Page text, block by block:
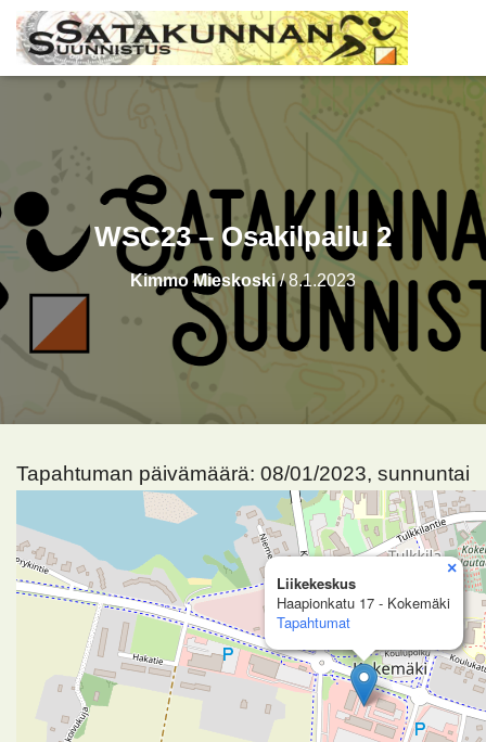
WSC23 – Osakilpailu 2
Kimmo Mieskoski/8.1.2023
Tapahtuman päivämäärä: 08/01/2023, sunnuntai
Liikekeskus
Haapionkatu 17 - Kokemäki
Tapahtumat
×